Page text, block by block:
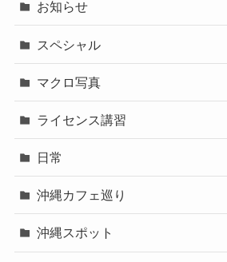
お知らせ
スペシャル
マクロ写真
ライセンス講習
日常
沖縄カフェ巡り
沖縄スポット